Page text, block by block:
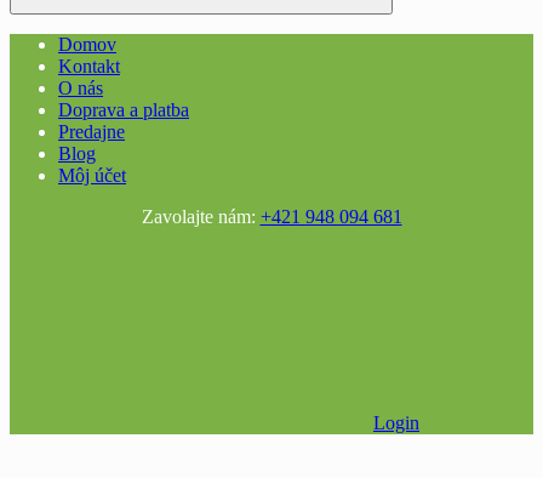
Domov
Kontakt
O nás
Doprava a platba
Predajne
Blog
Môj účet
Zavolajte nám: +421 948 094 681
Login